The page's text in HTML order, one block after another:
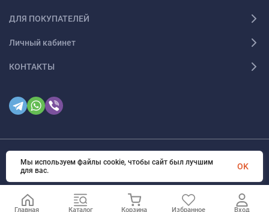
ДЛЯ ПОКУПАТЕЛЕЙ
Личный кабинет
КОНТАКТЫ
© 2026. Все права защищены
Главная Каталог Корзина Избранное Вход
Мы используем файлы cookie, чтобы сайт был лучшим
для вас.
OK